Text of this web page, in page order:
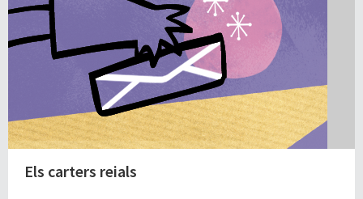
Els carters reials